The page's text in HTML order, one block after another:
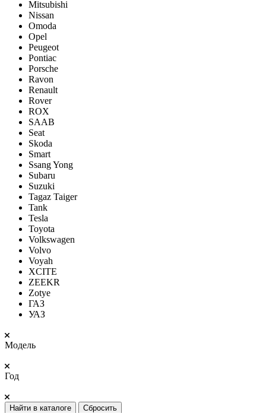
Mitsubishi
Nissan
Omoda
Opel
Peugeot
Pontiac
Porsсhe
Ravon
Renault
Rover
ROX
SAAB
Seat
Skoda
Smart
Ssang Yong
Subaru
Suzuki
Tagaz Taiger
Tank
Tesla
Toyota
Volkswagen
Volvo
Voyah
XCITE
ZEEKR
Zotye
ГАЗ
УАЗ
Модель
Год
Найти в каталоге Сбросить